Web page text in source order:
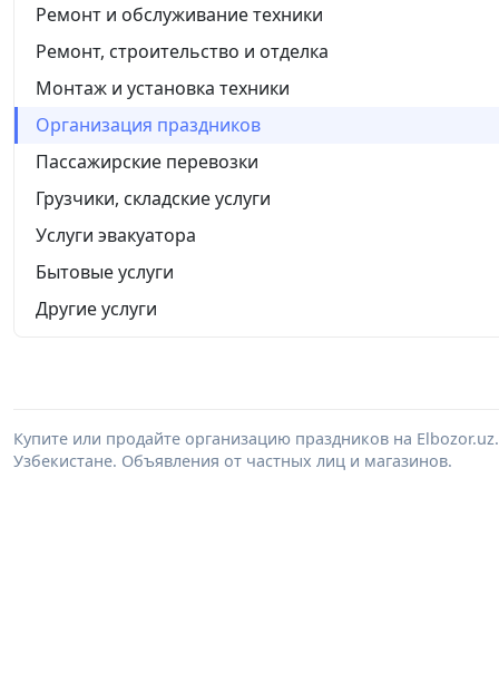
Ремонт и обслуживание техники
Ремонт, строительство и отделка
Монтаж и установка техники
Организация праздников
Пассажирские перевозки
Грузчики, складские услуги
Услуги эвакуатора
Бытовые услуги
Другие услуги
Купите или продайте организацию праздников на
Узбекистане. Объявления от частных лиц и магазинов.